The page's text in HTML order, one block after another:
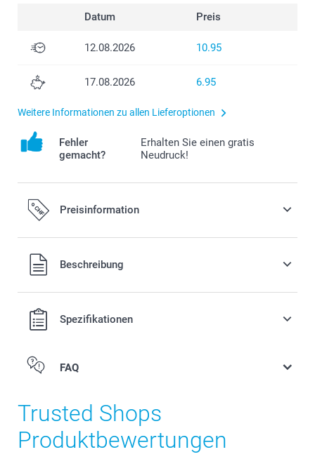
Datum Preis
12.08.2026 10.95
17.08.2026 6.95
Weitere Informationen zu allen Lieferoptionen
Fehler
gemacht?
Erhalten Sie einen gratis
Neudruck!
Preisinformation
Alle Preise verstehen sich in Schweizer Franken (CHF) inkl.
MwSt. und zzgl. Versandkosten.
Beschreibung
Spezifikationen
FAQ
Trusted Shops
Produktbewertungen